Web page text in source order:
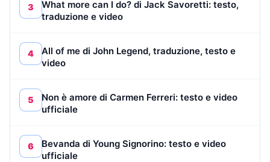
3
What more can I do? di Jack Savoretti: testo,
traduzione e video
4
All of me di John Legend, traduzione, testo e
video
5
Non è amore di Carmen Ferreri: testo e video
ufficiale
6
Bevanda di Young Signorino: testo e video
ufficiale